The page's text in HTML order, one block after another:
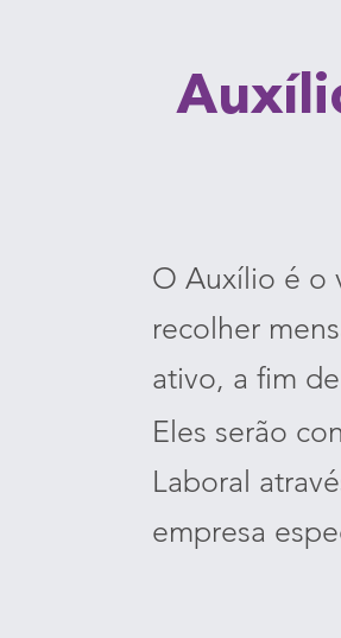
O Auxílio é o
recolher
ativo, a fim de
Eles serão
Laboral
empresa